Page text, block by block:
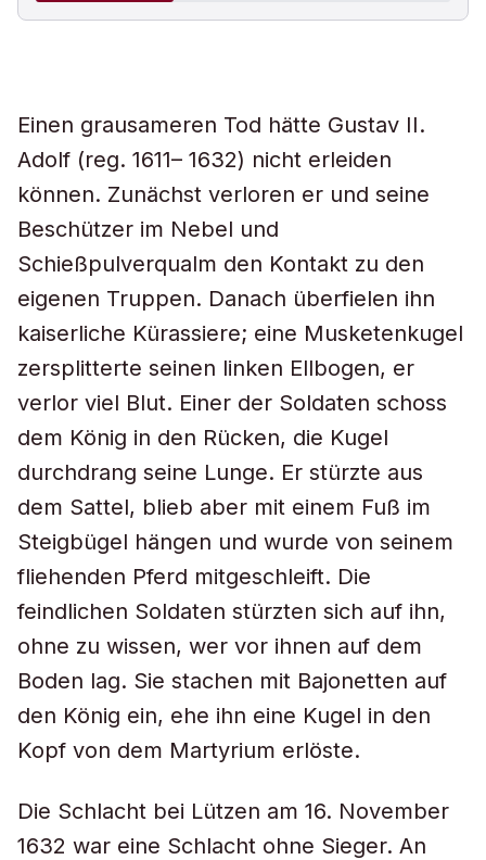
Einen grausameren Tod hätte Gustav II.
Adolf (reg. 1611– 1632) nicht erleiden
können. Zunächst verloren er und seine
Beschützer im Nebel und
Schießpulverqualm den Kontakt zu den
eigenen Truppen. Danach überfielen ihn
kaiserliche Kürassiere; eine Musketenkugel
zersplitterte seinen linken Ellbogen, er
verlor viel Blut. Einer der Soldaten schoss
dem König in den Rücken, die Kugel
durchdrang seine Lunge. Er stürzte aus
dem Sattel, blieb aber mit einem Fuß im
Steigbügel hängen und wurde von seinem
fliehenden Pferd mitgeschleift. Die
feindlichen Soldaten stürzten sich auf ihn,
ohne zu wissen, wer vor ihnen auf dem
Boden lag. Sie stachen mit Bajonetten auf
den König ein, ehe ihn eine Kugel in den
Kopf von dem Martyrium erlöste.
Die Schlacht bei Lützen am 16. November
1632 war eine Schlacht ohne Sieger. An